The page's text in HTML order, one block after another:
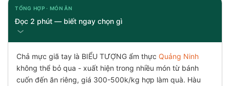
TỔNG HỢP · MÓN ĂN
Đọc 2 phút — biết ngay chọn gì
Chả mực giã tay là BIỂU TƯỢNG ẩm thực Quảng Ninh
không thể bỏ qua - xuất hiện trong nhiều món từ bánh
cuốn đến ăn riêng, giá 300-500k/kg hợp làm quà. Hàu